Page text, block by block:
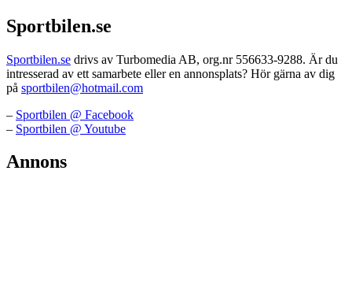
Sportbilen.se
Sportbilen.se drivs av Turbomedia AB, org.nr 556633-9288. Är du
intresserad av ett samarbete eller en annonsplats? Hör gärna av dig
på sportbilen@hotmail.com
– Sportbilen @ Facebook
– Sportbilen @ Youtube
Annons